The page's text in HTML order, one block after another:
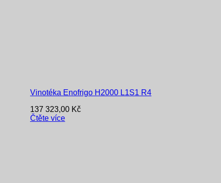
Vinotéka Enofrigo H2000 L1S1 R4
137 323,00 Kč
Čtěte více